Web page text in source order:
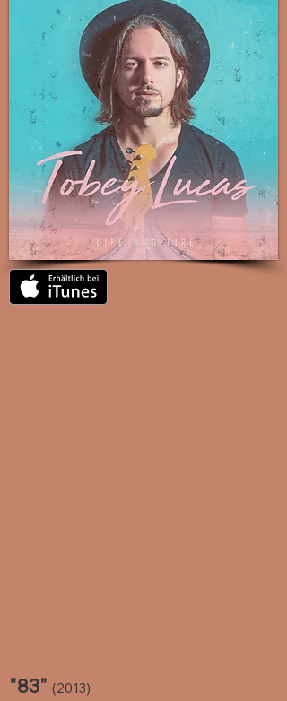
"83" (2013)